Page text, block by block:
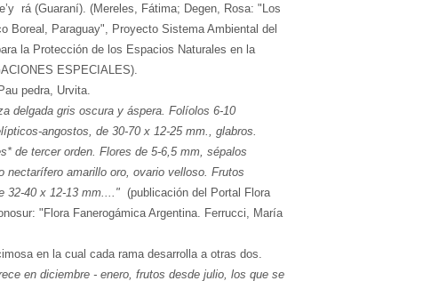
rá (Guaraní). (Mereles, Fátima; Degen, Rosa: "Los
Boreal, Paraguay", Proyecto Sistema Ambiental del
la Protección de los Espacios Naturales en la
ESPECIALES).
pedra, Urvita.
delgada gris oscura y áspera. Folíolos 6-10
angostos, de 30-70 x 12-25 mm., glabros.
de tercer orden. Flores de 5-6,5 mm, sépalos
amarillo oro, ovario velloso. Frutos
32-40 x 12-13 mm...." (publicación del Portal Flora
"Flora Fanerogámica Argentina. Ferrucci, María
en la cual cada rama desarrolla a otras dos.
en diciembre - enero, frutos desde julio, los que se